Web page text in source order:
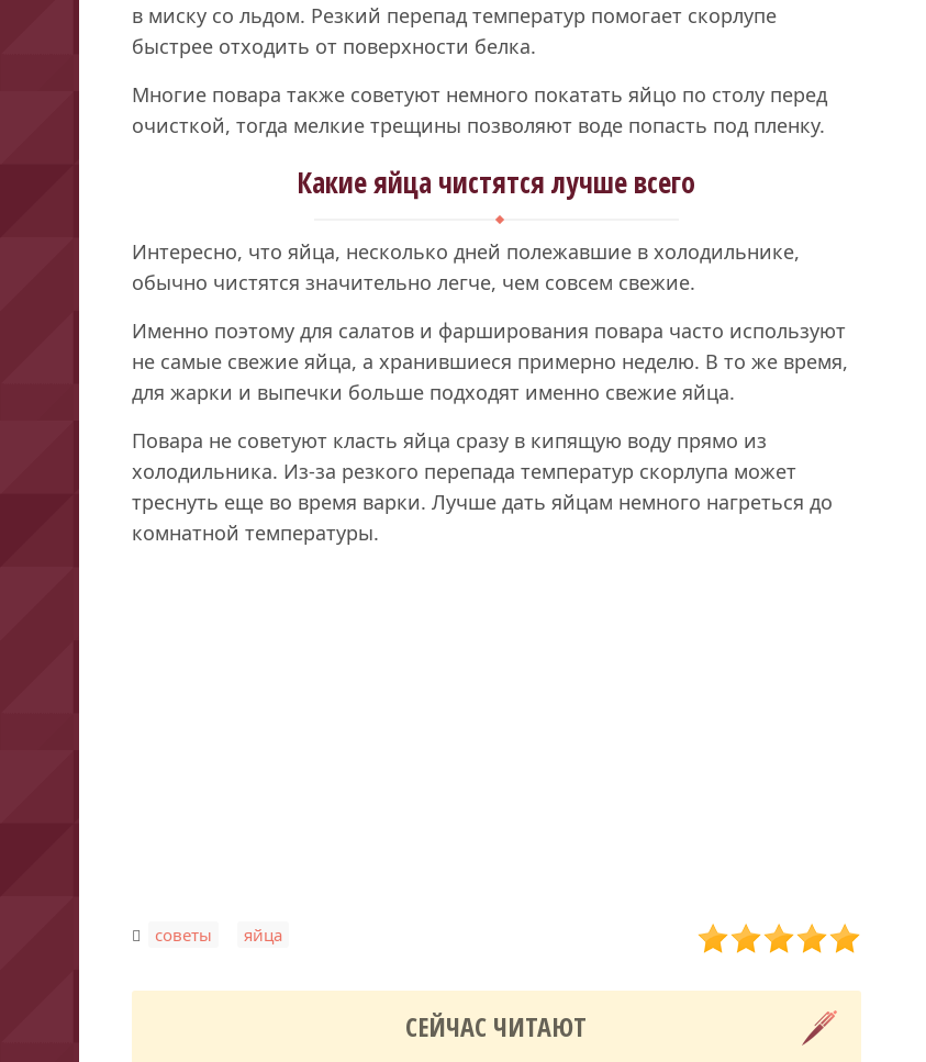
в миску со льдом. Резкий перепад температур помогает скорлупе
быстрее отходить от поверхности белка.
Многие повара также советуют немного покатать яйцо по столу перед
очисткой, тогда мелкие трещины позволяют воде попасть под пленку.
Какие яйца чистятся лучше всего
Интересно, что яйца, несколько дней полежавшие в холодильнике,
обычно чистятся значительно легче, чем совсем свежие.
Именно поэтому для салатов и фарширования повара часто используют
не самые свежие яйца, а хранившиеся примерно неделю. В то же время,
для жарки и выпечки больше подходят именно свежие яйца.
Повара не советуют класть яйца сразу в кипящую воду прямо из
холодильника. Из-за резкого перепада температур скорлупа может
треснуть еще во время варки. Лучше дать яйцам немного нагреться до
комнатной температуры.
советы яйца
СЕЙЧАС ЧИТАЮТ